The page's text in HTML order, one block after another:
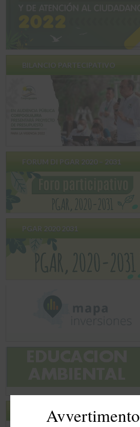
BILANCIO PARTECIPATIVO
FORUM DI PGAR 2020 – 2031
PGAR 2020 2031
Avvertimento